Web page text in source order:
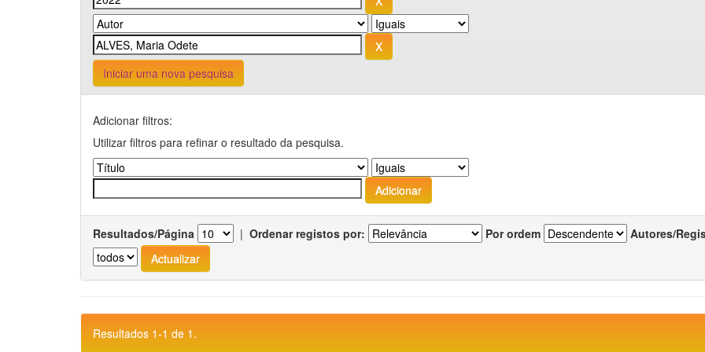
Iniciar uma nova pesquisa
Adicionar filtros:
Utilizar filtros para refinar o resultado da pesquisa.
Resultados/Página | Ordenar registos por: Por ordem Autores/
Resultados 1-1 de 1.